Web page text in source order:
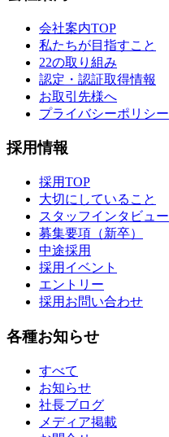
会社案内TOP
私たちが目指すこと
22の取り組み
認定・認証取得情報
お取引先様へ
プライバシーポリシー
採用情報
採用TOP
大切にしていること
スタッフインタビュー
募集要項（新卒）
中途採用
採用イベント
エントリー
採用お問い合わせ
各種お知らせ
すべて
お知らせ
社長ブログ
メディア掲載